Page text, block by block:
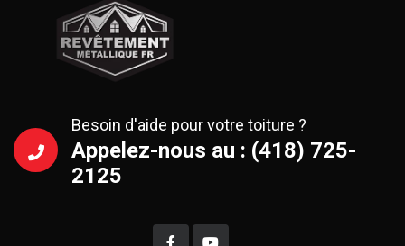
Besoin d'aide pour votre toiture ?
Appelez-nous au : (418) 725-
2125